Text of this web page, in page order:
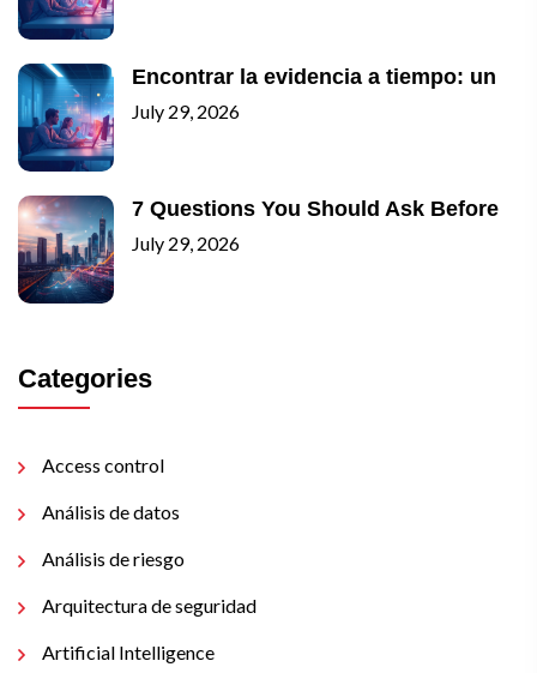
Encontrar la evidencia a tiempo: un
July 29, 2026
7 Questions You Should Ask Before
July 29, 2026
Categories
Access control
Análisis de datos
Análisis de riesgo
Arquitectura de seguridad
Artificial Intelligence